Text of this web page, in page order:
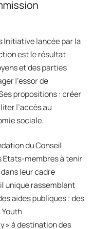
Initiative lancée par la
est le résultat
et des parties
l’essor de
propositions : créer
l’accès au
sociale.
du Conseil
Etats-membres à tenir
leur cadre
unique rassemblant
aides publiques ; des
» à destination des